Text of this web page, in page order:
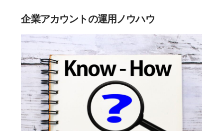
企業アカウントの運用ノウハウ